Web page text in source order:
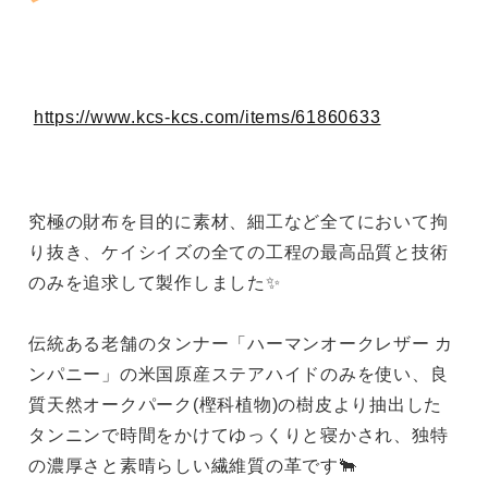
https://www.kcs-kcs.com/items/61860633
究極の財布を目的に素材、細工など全てにおいて拘
り抜き、ケイシイズの全ての工程の最高品質と技術
のみを追求して製作しました✨
伝統ある老舗のタンナー「ハーマンオークレザー カ
ンパニー」の米国原産ステアハイドのみを使い、良
質天然オークパーク(樫科植物)の樹皮より抽出した
タンニンで時間をかけてゆっくりと寝かされ、独特
の濃厚さと素晴らしい繊維質の革です🐂